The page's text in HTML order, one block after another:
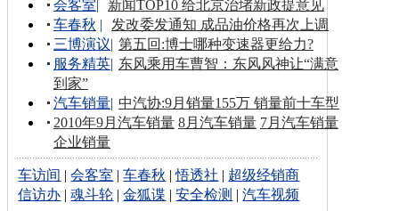
会客室|
新闻TOP10 给北京治堵新政提意见
车春秋 |
发改委发通知 成品油价格再次上调
三博演议| 第五回:博士哪种变速器更给力?
服务精英| 东风乘用车曹智：东风风神让“满意
到家”
汽车销量| 中汽协:9月销量155万 销量前十车型
2010年9月汽车销量 8月汽车销量 7月汽车销量
企业销量
车访间 |会客室 |车春秋 |悟透社 | 超级经销商
信访办 |魂斗轮 |金狐谍 |安全检测 |汽车视频